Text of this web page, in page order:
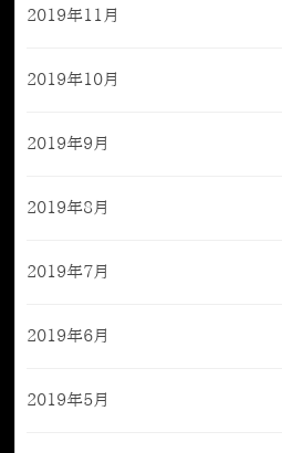
2019年11月
2019年10月
2019年9月
2019年8月
2019年7月
2019年6月
2019年5月